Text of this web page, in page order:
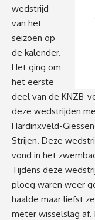
wedstrijd
van het
seizoen op
de kalender.
Het ging om
het eerste
deel van de KNZB-
deze wedstrijden
Hardinxveld-
Strijen. Deze
vond in het
Tijdens deze
ploeg waren weer
haalde maar liefst
meter wisselslag af.